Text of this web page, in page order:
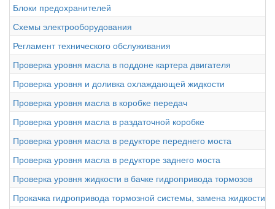
Блоки предохранителей
Схемы электрооборудования
Регламент технического обслуживания
Проверка уровня масла в поддоне картера двигателя
Проверка уровня и доливка охлаждающей жидкости
Проверка уровня масла в коробке передач
Проверка уровня масла в раздаточной коробке
Проверка уровня масла в редукторе переднего моста
Проверка уровня масла в редукторе заднего моста
Проверка уровня жидкости в бачке гидропривода тормозов
Прокачка гидропривода тормозной системы, замена жидкости